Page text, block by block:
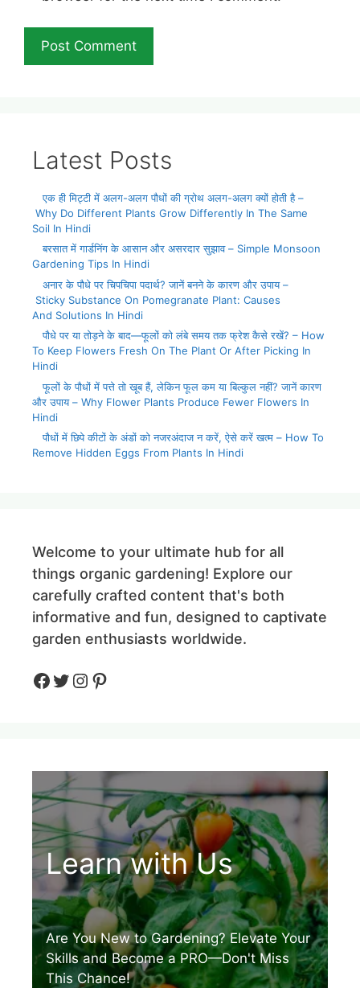
Latest Posts
एक ही मिट्टी में अलग-अलग पौधों की ग्रोथ अलग-अलग क्यों होती है –
Why Do Different Plants Grow Differently In The Same
Soil In Hindi
बरसात में गार्डनिंग के आसान और असरदार सुझाव – Simple Monsoon
Gardening Tips In Hindi
अनार के पौधे पर चिपचिपा पदार्थ? जानें बनने के कारण और उपाय –
Sticky Substance On Pomegranate Plant: Causes
And Solutions In Hindi
पौधे पर या तोड़ने के बाद—फूलों को लंबे समय तक फ्रेश कैसे रखें? – How
To Keep Flowers Fresh On The Plant Or After Picking In
Hindi
फूलों के पौधों में पत्ते तो खूब हैं, लेकिन फूल कम या बिल्कुल नहीं? जानें कारण
और उपाय – Why Flower Plants Produce Fewer Flowers In
Hindi
पौधों में छिपे कीटों के अंडों को नजरअंदाज न करें, ऐसे करें खत्म – How To
Remove Hidden Eggs From Plants In Hindi
Welcome to your ultimate hub for all
things organic gardening! Explore our
carefully crafted content that's both
informative and fun, designed to captivate
garden enthusiasts worldwide.
Facebook
Twitter
Instagram
Pinteres
Learn with Us
Are You New to Gardening? Elevate Your
Skills and Become a PRO—Don't Miss
This Chance!